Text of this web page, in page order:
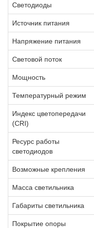
Светодиоды
Источник питания
Напряжение питания
Световой поток
Мощность
Температурный режим
Индекс цветопередачи
(CRI)
Ресурс работы
светодиодов
Возможные крепления
Масса светильника
Габариты светильника
Покрытие опоры